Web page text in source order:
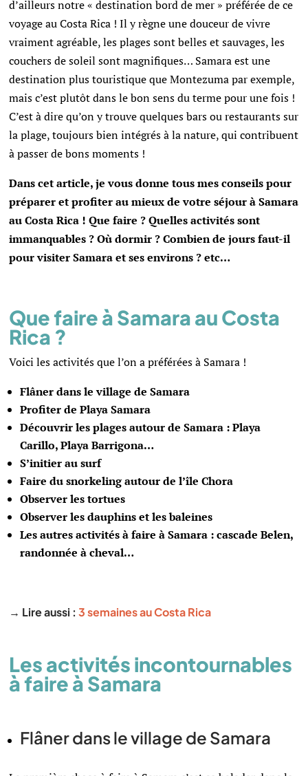
d’ailleurs notre « destination bord de mer » préférée de ce
voyage au Costa Rica ! Il y règne une douceur de vivre
vraiment agréable, les plages sont belles et sauvages, les
couchers de soleil sont magnifiques… Samara est une
destination plus touristique que Montezuma par exemple,
mais c’est plutôt dans le bon sens du terme pour une fois !
C’est à dire qu’on y trouve quelques bars ou restaurants sur
la plage, toujours bien intégrés à la nature, qui contribuent
à passer de bons moments !
Dans cet article, je vous donne tous mes conseils pour
préparer et profiter au mieux de votre séjour à Samara
au Costa Rica ! Que faire ? Quelles activités sont
immanquables ? Où dormir ? Combien de jours faut-il
pour visiter Samara et ses environs ? etc…
Que faire à Samara au Costa
Rica ?
Voici les activités que l’on a préférées à Samara !
Flâner dans le village de Samara
Profiter de Playa Samara
Découvrir les plages autour de Samara : Playa
Carillo, Playa Barrigona…
S’initier au surf
Faire du snorkeling autour de l’île Chora
Observer les tortues
Observer les dauphins et les baleines
Les autres activités à faire à Samara : cascade Belen,
randonnée à cheval…
→ Lire aussi :3 semaines au Costa Rica
Les activités incontournables
à faire à Samara
Flâner dans le village de Samara